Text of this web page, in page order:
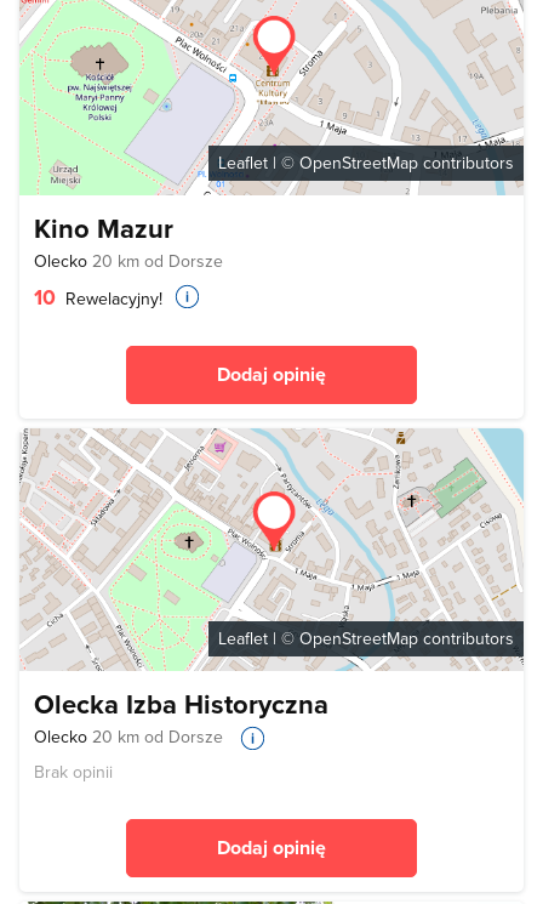
Leaflet | © OpenStreetMap contributors
Kino Mazur
Olecko 20 km od Dorsze
10 Rewelacyjny!
Dodaj opinię
Leaflet | © OpenStreetMap contributors
Olecka Izba Historyczna
Olecko 20 km od Dorsze
Brak opinii
Dodaj opinię